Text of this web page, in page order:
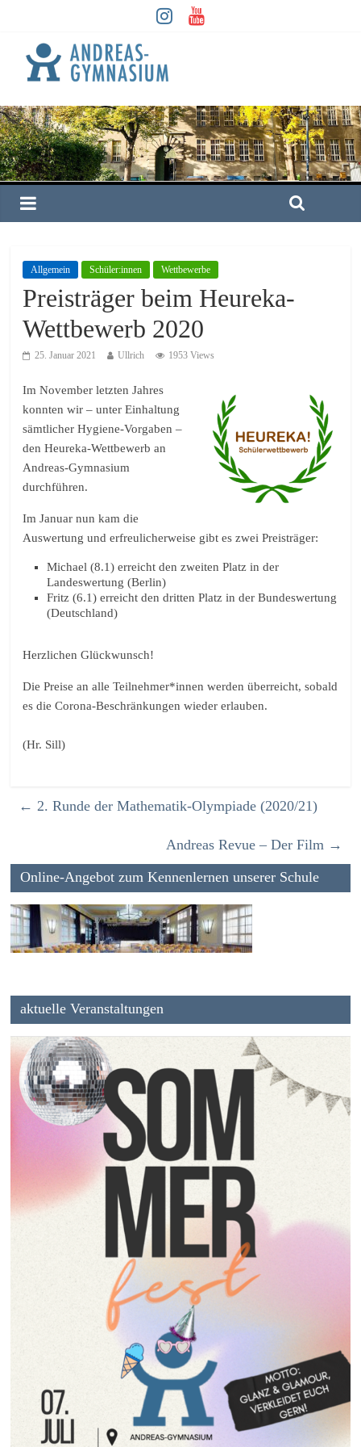
Allgemein Schüler:innen Wettbewerbe
Preisträger beim Heureka-
Wettbewerb 2020
25. Januar 2021 Ullrich 1953 Views
Im November letzten Jahres
konnten wir – unter Einhaltung
sämtlicher Hygiene-Vorgaben –
den Heureka-Wettbewerb an
Andreas-Gymnasium
durchführen.
Im Januar nun kam die
Auswertung und erfreulicherweise gibt es zwei Preisträger:
Michael (8.1) erreicht den zweiten Platz in der
Landeswertung (Berlin)
Fritz (6.1) erreicht den dritten Platz in der Bundeswertung
(Deutschland)
Herzlichen Glückwunsch!
Die Preise an alle Teilnehmer*innen werden überreicht, sobald
es die Corona-Beschränkungen wieder erlauben.
(Hr. Sill)
← 2. Runde der Mathematik-Olympiade (2020/21)
Andreas Revue – Der Film →
Online-Angebot zum Kennenlernen unserer Schule
aktuelle Veranstaltungen